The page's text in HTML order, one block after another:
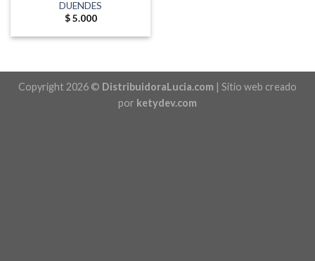
DUENDES
$5.000
Copyright 2026 © DistribuidoraLucia.com | Sitio web creado
por ketydev.com